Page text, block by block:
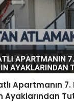
Apartmanın 7.
Ayaklarından